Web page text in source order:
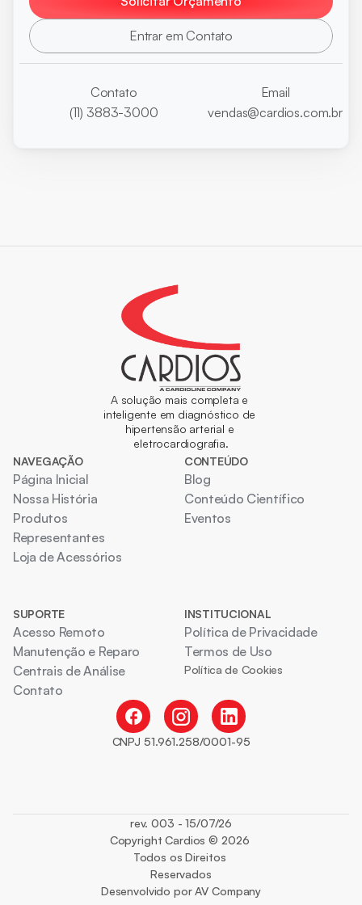
Entrar em Contato
Contato
(11) 3883-3000
Email
vendas@cardios.com.br
A solução mais completa e
inteligente em diagnóstico de
hipertensão arterial e
eletrocardiografia.
NAVEGAÇÃO
Página Inicial
Nossa História
Produtos
Representantes
Loja de Acessórios
CONTEÚDO
Blog
Conteúdo Científico
Eventos
SUPORTE
Acesso Remoto
Manutenção e Reparo
Centrais de Análise
Contato
INSTITUCIONAL
Política de Privacidade
Termos de Uso
Política de Cookies
CNPJ 51.961.258/0001-95
rev. 003 - 15/07/26
Copyright Cardios © 2026
Todos os Direitos
Reservados
Desenvolvido por AV Company